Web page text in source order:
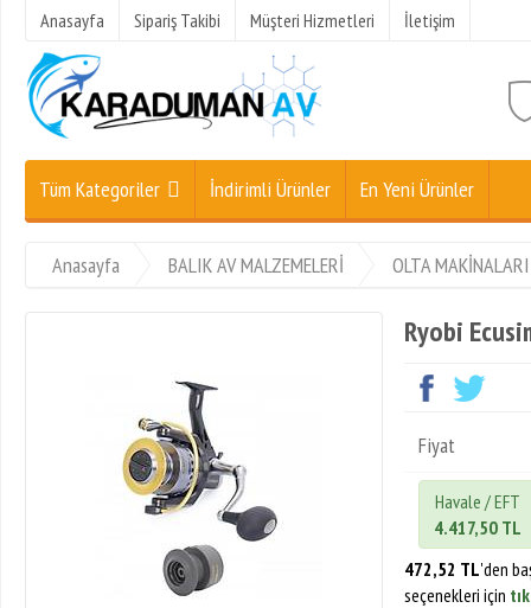
Anasayfa Sipariş Takibi Müşteri Hizmetleri İletişim
Tüm Kategoriler İndirimli Ürünler En Yeni Ürünler
Anasayfa BALIK AV MALZEMELERİ OLTA MAKİNALARI
Ryobi
Fiyat
Havale / EFT
4.417,50 TL
472,52 TL'den
seçenekleri için